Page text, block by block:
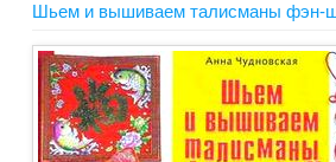
Шьем и вышиваем талисманы фэн-